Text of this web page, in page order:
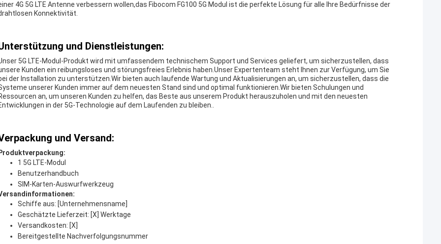
4G 5G LTE Antenne verbessern wollen,das Fibocom FG100 5G Modul ist die perfekte Lösung für alle Ihre Bedürfnisse der
Konnektivität.
und Dienstleistungen:
5G LTE-Modul-Produkt wird mit umfassendem technischem Support und Services geliefert, um sicherzustellen, dass
Kunden ein reibungsloses und störungsfreies Erlebnis haben.Unser Expertenteam steht Ihnen zur Verfügung, um Sie
der Installation zu unterstützen.Wir bieten auch laufende Wartung und Aktualisierungen an, um sicherzustellen, dass die
unserer Kunden immer auf dem neuesten Stand sind und optimal funktionieren.Wir bieten Schulungen und
an, um unseren Kunden zu helfen, das Beste aus unserem Produkt herauszuholen und mit den neuesten
in der 5G-Technologie auf dem Laufenden zu bleiben..
und Versand:
Produktverpackung:
1 5G LTE-Modul
Benutzerhandbuch
SIM-Karten-Auswurfwerkzeug
Schiffe aus: [Unternehmensname]
Geschätzte Lieferzeit: [X] Werktage
Versandkosten: [X]
Bereitgestellte Nachverfolgungsnummer